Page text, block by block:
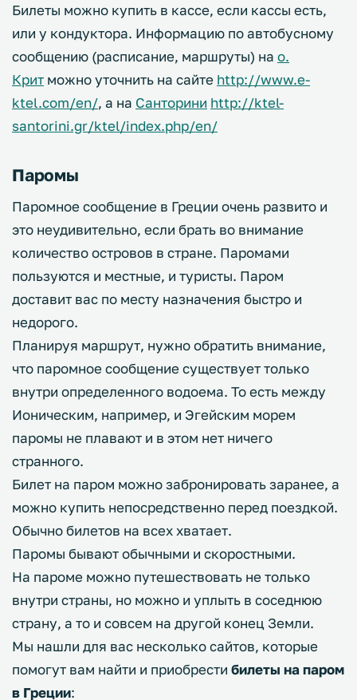
Билеты можно купить в кассе, если кассы есть,
или у кондуктора. Информацию по автобусному
сообщению (расписание, маршруты) на о.
Крит можно уточнить на сайте http://www.e-
ktel.com/en/, а на Санторини http://ktel-
santorini.gr/ktel/index.php/en/
Паромы
Паромное сообщение в Греции очень развито и
это неудивительно, если брать во внимание
количество островов в стране. Паромами
пользуются и местные, и туристы. Паром
доставит вас по месту назначения быстро и
недорого.
Планируя маршрут, нужно обратить внимание,
что паромное сообщение существует только
внутри определенного водоема. То есть между
Ионическим, например, и Эгейским морем
паромы не плавают и в этом нет ничего
странного.
Билет на паром можно забронировать заранее, а
можно купить непосредственно перед поездкой.
Обычно билетов на всех хватает.
Паромы бывают обычными и скоростными.
На пароме можно путешествовать не только
внутри страны, но можно и уплыть в соседнюю
страну, а то и совсем на другой конец Земли.
Мы нашли для вас несколько сайтов, которые
помогут вам найти и приобрести билеты на паром
в Греции: